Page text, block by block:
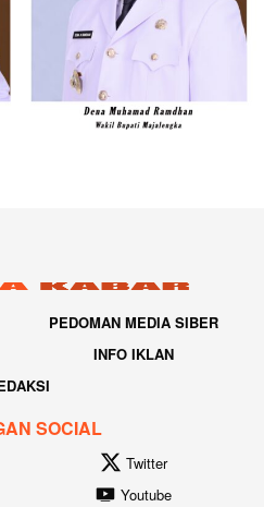
PEDOMAN MEDIA SIBER
INFO IKLAN
SOCIAL
Twitter
Youtube